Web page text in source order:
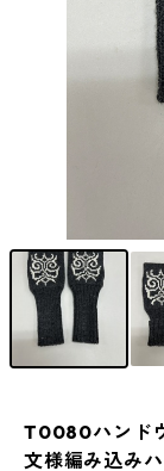
T0080ハンド
文様編み込み